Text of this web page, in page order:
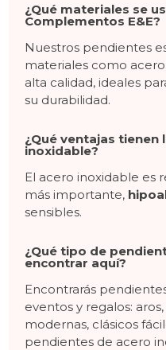
¿Qué materiales se
Complementos E&E?
Nuestros pendientes
materiales como
alta calidad, ideales
su durabilidad.
¿Qué ventajas
inoxidable?
El acero inoxidable es
más importante,
sensibles.
¿Qué tipo de
encontrar aquí?
Encontrarás
eventos y regalos:
modernas, clásicos
pendientes de acero